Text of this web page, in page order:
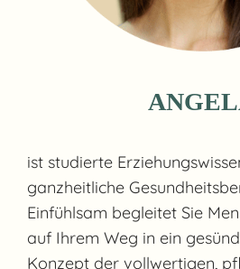
ist studierte
ganzheitliche
Einfühlsam begleitet Sie
auf Ihrem Weg in ein
Konzept der vollwertigen,